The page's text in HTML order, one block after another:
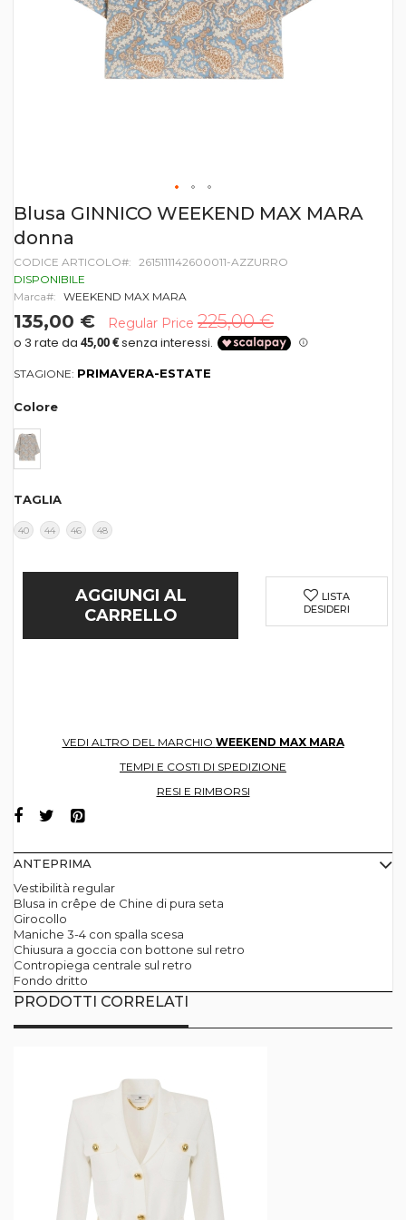
Vai
all'inizio
della
di
immagini
Blusa GINNICO WEEKEND MAX MARA
donna
CODICE ARTICOLO
2615111142600011-AZZURRO
DISPONIBILE
Marca
WEEKEND MAX MARA
135,00 € Regular Price 225,00 €
STAGIONE: PRIMAVERA-ESTATE
Colore
TAGLIA
40 44 46 48
AGGIUNGI AL
CARRELLO
LISTA
DESIDERI
VEDI ALTRO DEL MARCHIO WEEKEND MAX MARA
TEMPI E COSTI DI SPEDIZIONE
RESI E RIMBORSI
ANTEPRIMA
Vestibilità regular
Blusa in crêpe de Chine di pura seta
Girocollo
Maniche 3-4 con spalla scesa
Chiusura a goccia con bottone sul retro
Contropiega centrale sul retro
Fondo dritto
PRODOTTI CORRELATI